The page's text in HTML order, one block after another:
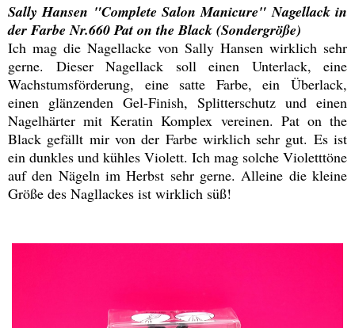
Sally Hansen "Complete Salon Manicure" Nagellack in
der Farbe Nr.660 Pat on the Black (Sondergröße)
Ich mag die Nagellacke von Sally Hansen wirklich sehr
gerne. Dieser Nagellack soll einen Unterlack, eine
Wachstumsförderung, eine satte Farbe, ein Überlack,
einen glänzenden Gel-Finish, Splitterschutz und einen
Nagelhärter mit Keratin Komplex vereinen. Pat on the
Black gefällt mir von der Farbe wirklich sehr gut. Es ist
ein dunkles und kühles Violett. Ich mag solche Violetttöne
auf den Nägeln im Herbst sehr gerne. Alleine die kleine
Größe des Nagllackes ist wirklich süß!